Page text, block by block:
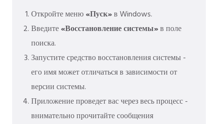
Откройте меню«Пуск»в Windows.
Введите«Восстановление системы»в поле
поиска.
Запустите средство восстановления системы -
его имя может отличаться в зависимости от
версии системы.
Приложение проведет вас через весь процесс -
внимательно прочитайте сообщения